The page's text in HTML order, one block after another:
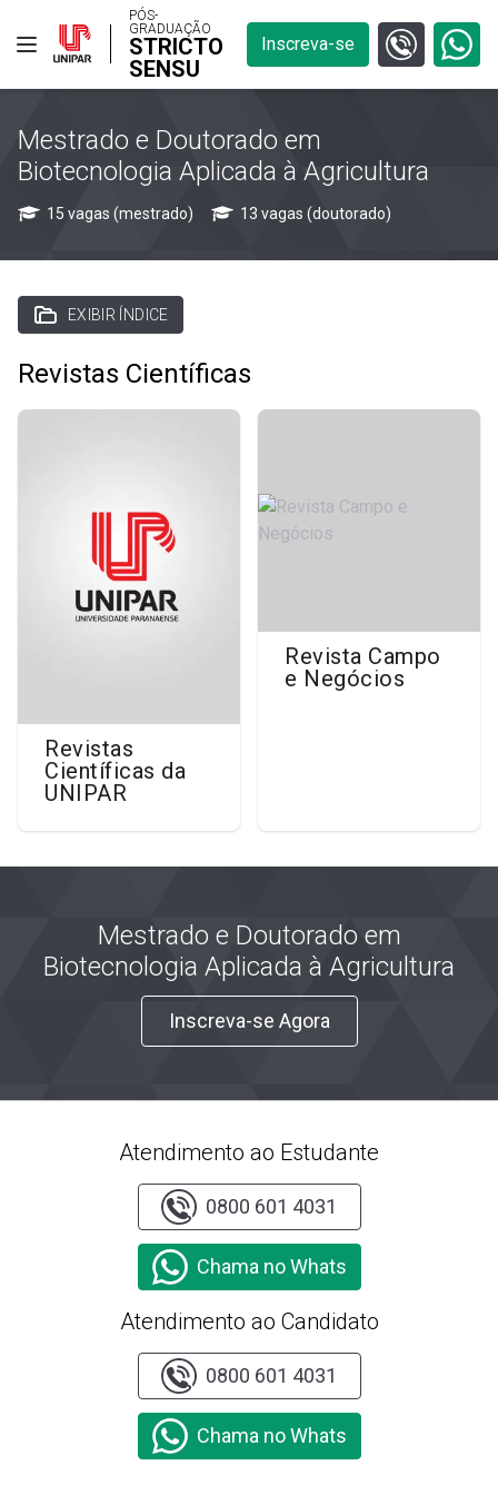
PÓS-
GRADUAÇÃO
STRICTO
SENSU
Inscreva-se
Mestrado e Doutorado em
Biotecnologia Aplicada à Agricultura
15 vagas (mestrado) 13 vagas (doutorado)
EXIBIR ÍNDICE
Revistas Científicas
Revistas
Científicas da
UNIPAR
Revista Campo
e Negócios
Mestrado e Doutorado em
Biotecnologia Aplicada à Agricultura
Inscreva-se Agora
Atendimento ao Estudante
0800 601 4031
Chama no Whats
Atendimento ao Candidato
0800 601 4031
Chama no Whats